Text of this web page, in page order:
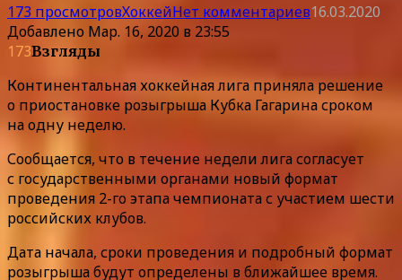
173 просмотровХоккейНет комментариев16.03.2020
Добавлено Мар. 16, 2020 в 23:55
173Взгляды
Континентальная хоккейная лига приняла решение
о приостановке розыгрыша Кубка Гагарина сроком
на одну неделю.
Сообщается, что в течение недели лига согласует
с государственными органами новый формат
проведения 2-го этапа чемпионата с участием шести
российских клубов.
Дата начала, сроки проведения и подробный формат
розыгрыша будут определены в ближайшее время.